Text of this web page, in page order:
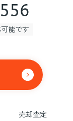
能です
売却査定